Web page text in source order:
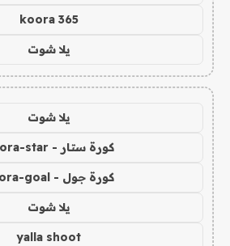
koora 365
يلا شوت
يلا شوت
كورة ستار - koora-star
كورة جول - koora-goal
يلا شوت
yalla shoot